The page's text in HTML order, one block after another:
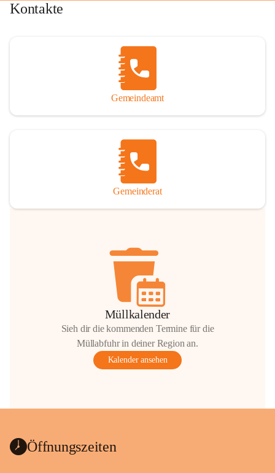
Kontakte
Gemeindeamt
Gemeinderat
Müllkalender
Sieh dir die kommenden Termine für die
Müllabfuhr in deiner Region an.
Kalender ansehen
Öffnungszeiten